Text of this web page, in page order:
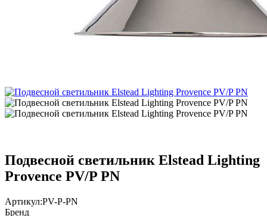
Подвесной светильник Elstead Lighting
Provence PV/P PN
Артикул:PV-P-PN
Бренд